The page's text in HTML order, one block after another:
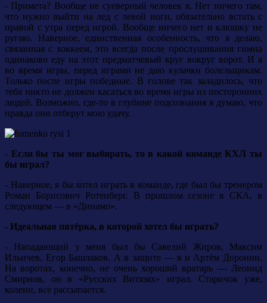
- Примета? Вообще не суеверный человек я. Нет ничего там,
что нужно выйти на лед с левой ноги, обязательно встать с
правой с утра перед игрой. Вообще ничего нет и клюшку не
ругаю. Наверное, единственная особенность, что я делаю,
связанная с хоккеем, это всегда после прослушивания гимна
одинаково еду на этот предматчевый круг вокруг ворот. И я
во время игры, перед играми не даю кулачки болельщикам.
Только после игры победные. В голове так заладилось, что
тебя никто не должен касаться во время игры из посторонних
людей. Возможно, где-то в глубине подсознания я думаю, что
правда они отберут мою удачу.
- Если бы ты мог выбирать, то в какой команде КХЛ ты
бы играл?
- Наверное, я бы хотел играть в команде, где был бы тренером
Роман Борисович Ротенберг. В прошлом сезоне в СКА, в
следующем — в «Динамо».
- Идеальная пятёрка, в которой хотел бы играть?
- Нападающий у меня был бы Савелий Жиров, Максим
Ильичев, Егор Башлаков. А в защите — я и Артём Доронин.
На воротах, конечно, не очень хороший вратарь — Леонид
Смирнов, он в «Русских Витязях» играл. Старичок уже,
колени, все рассыпается.